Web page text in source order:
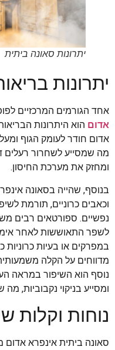
יתרונות סאונה ביתית
יתרונות
אחד הגורמים המרכזיים
אדום הוא היתרונות
אדום חודר לעומק הגוף
מה שמסייע לשחרור
ומחזק את מערכת החיסון.
בנוסף, שהייה בסאונה
וכאבים כרוניים, תורמת
נפשיים. ספורטאים רבים
לשפר התאוששות לאחר
במפרקים או בעיות
מדווחים על הקלה
נוסף הוא השיפור במראה
ומסייע בניקוי נקבוביות,
נוחות וקלות
סאונה ביתית אינפרא אדום